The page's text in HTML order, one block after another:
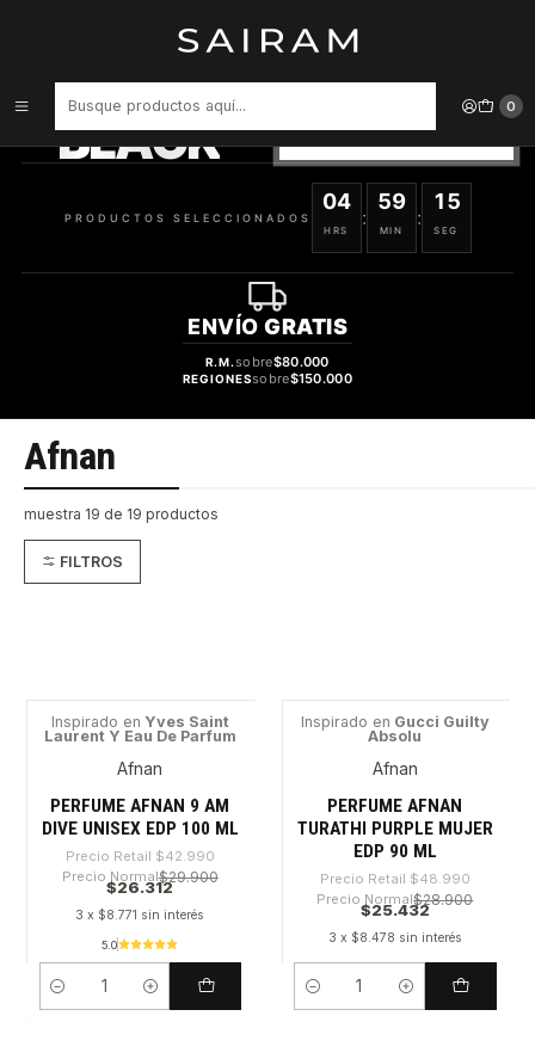
0
BLACK VER OFERTAS
PRODUCTOS SELECCIONADOS
04
HRS
:
59
MIN
:
15
SEG
ENVÍO GRATIS
R.M.sobre$80.000
REGIONESsobre$150.000
Afnan
muestra 19 de 19 productos
FILTROS
-38%
Inspirado en Yves Saint
Laurent Y Eau De Parfum
Afnan
PERFUME AFNAN 9 AM
DIVE UNISEX EDP 100 ML
Precio Retail $42.990
Precio Normal$29.900
$26.312
3 x $8.771 sin interés
5.0
Cantidad
Inspirado en Gucci Guilty
Absolu
Afnan
PERFUME AFNAN
TURATHI PURPLE MUJER
EDP 90 ML
Precio Retail $48.990
Precio Normal$28.900
$25.432
3 x $8.478 sin interés
Cantidad